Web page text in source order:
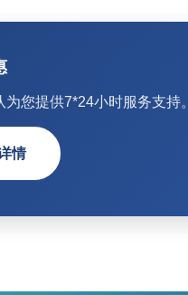
您提供7*24小时服务支持。
情